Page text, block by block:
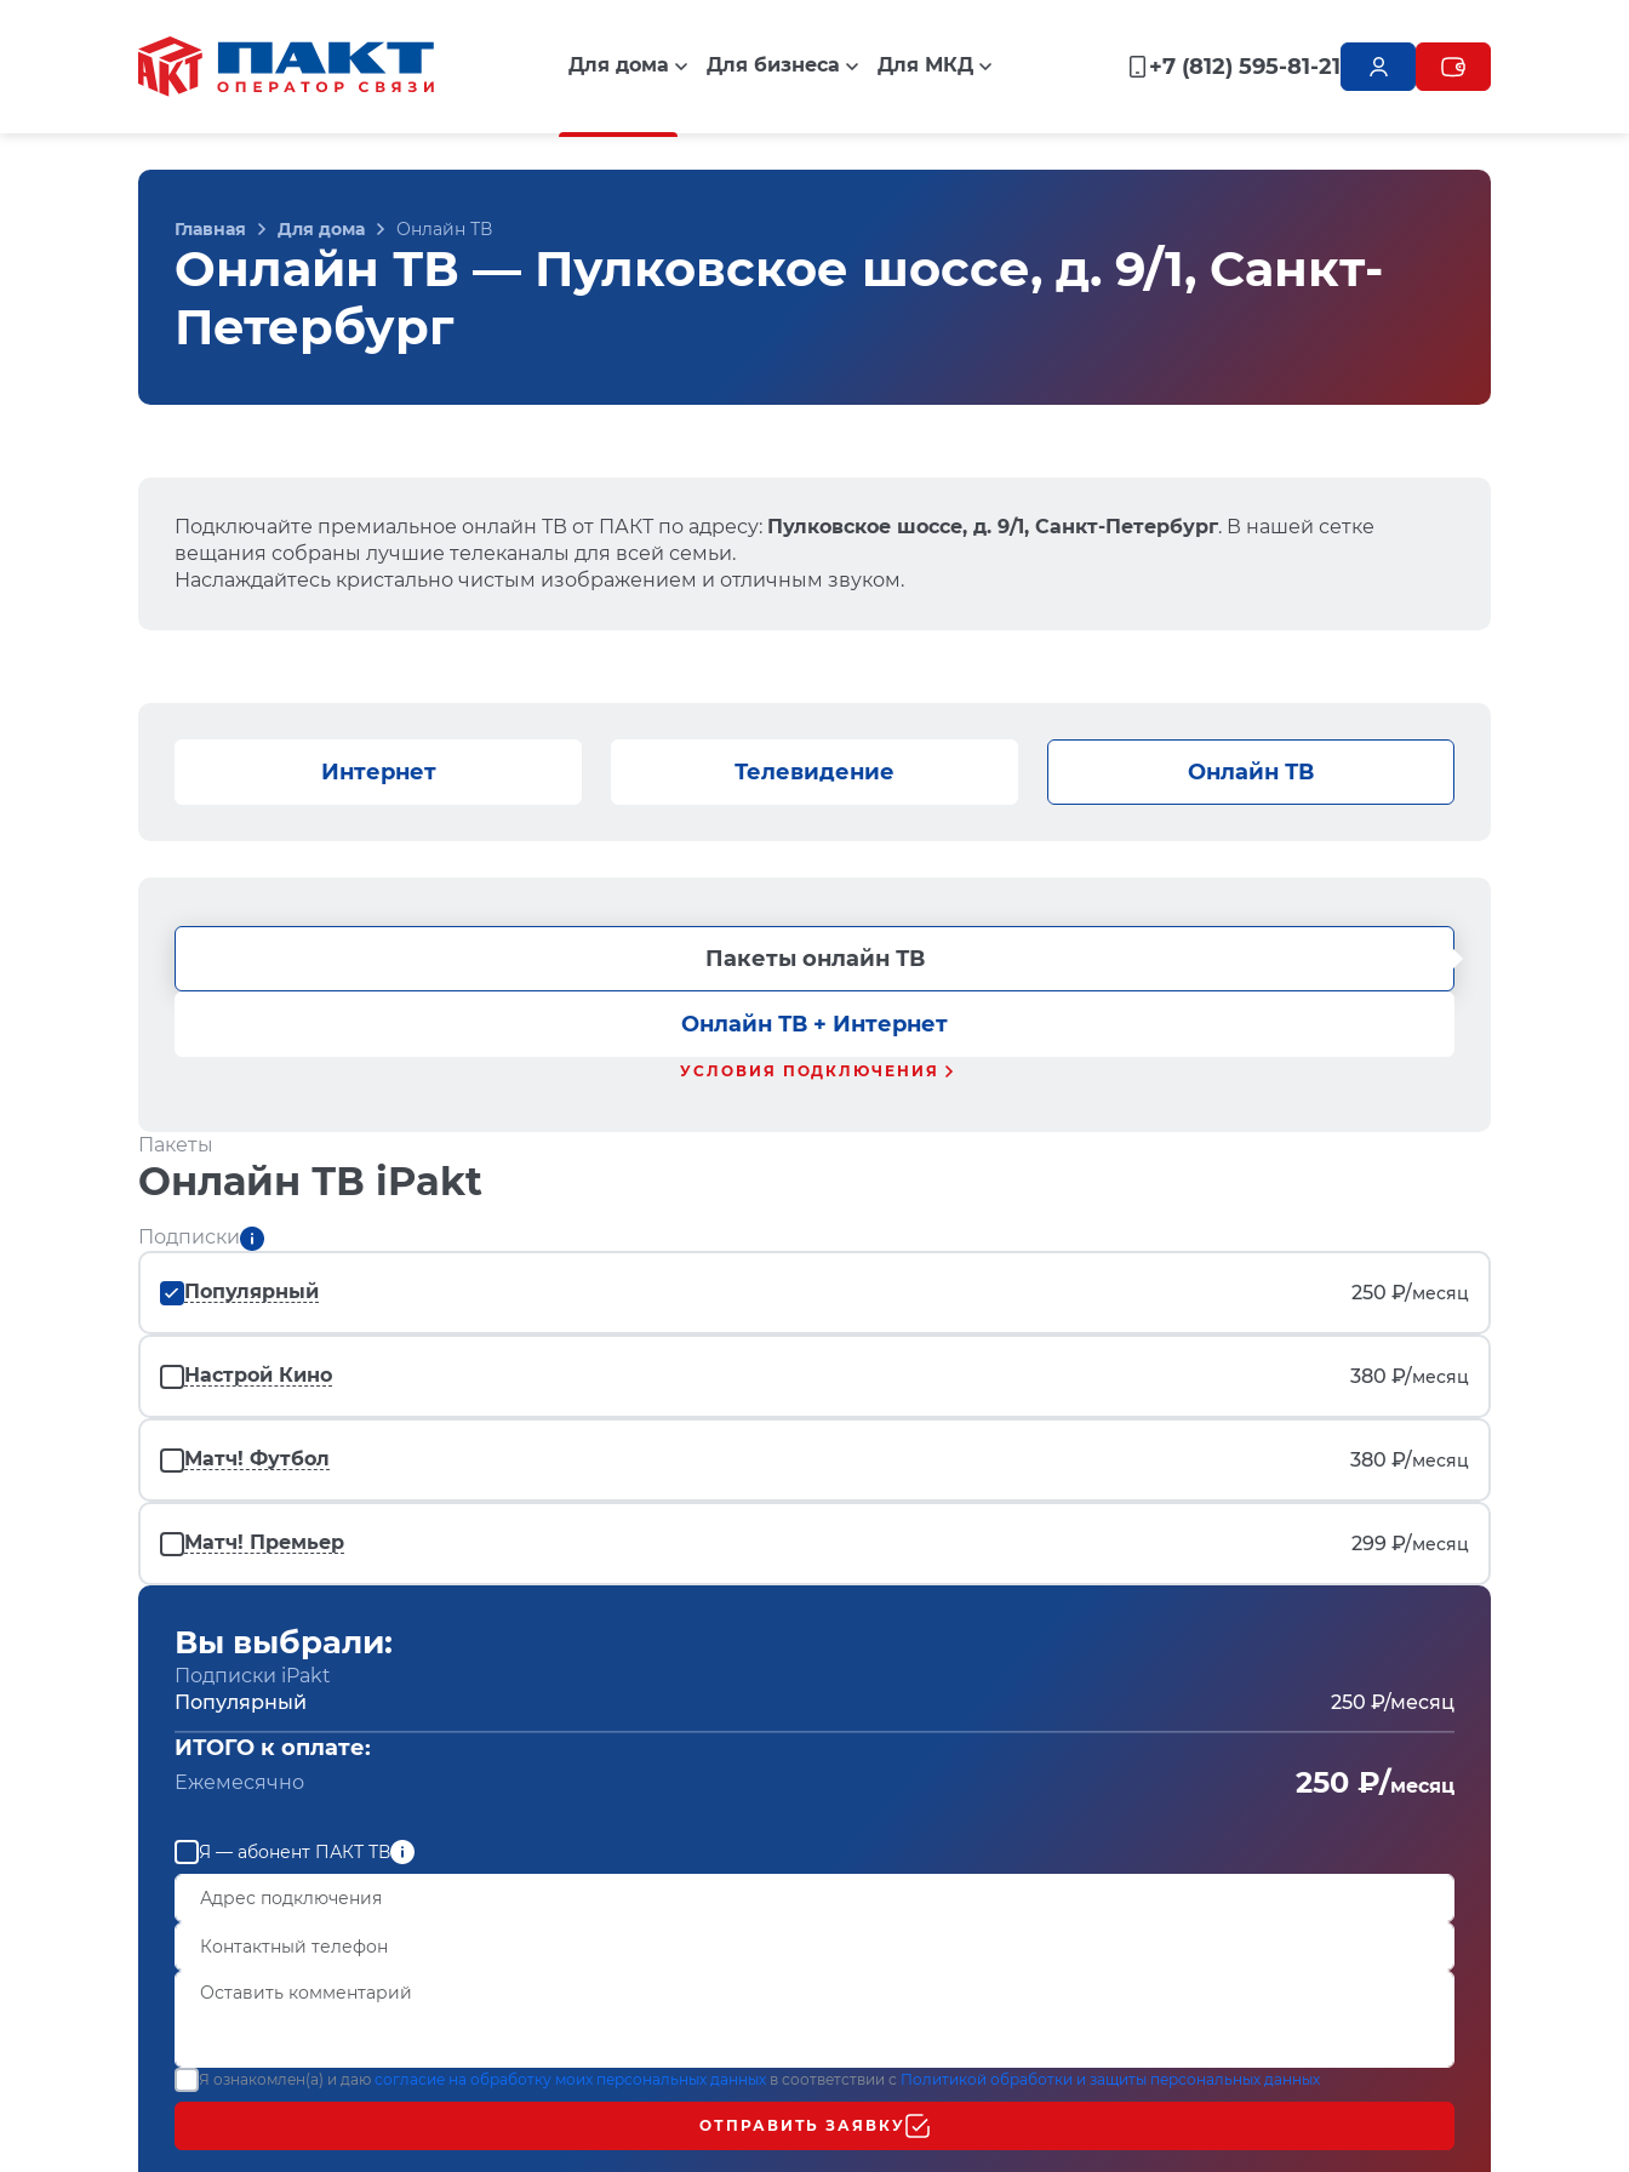
Для дома Для бизнеса Для МКД +7 (812) 595-81-21
Главная Для дома Онлайн ТВ
Онлайн ТВ — Пулковское шоссе, д. 9/1, Санкт-
Петербург
Подключайте премиальное онлайн ТВ от ПАКТ по адресу: Пулковское шоссе, д. 9/1, Санкт-Петербург. В нашей сетке
вещания собраны лучшие телеканалы для всей семьи.
Наслаждайтесь кристально чистым изображением и отличным звуком.
Интернет Телевидение Онлайн ТВ
Пакеты онлайн ТВ
Онлайн ТВ + Интернет
УСЛОВИЯ ПОДКЛЮЧЕНИЯ
Пакеты
Онлайн ТВ iPakt
Подписки
Популярный 250 ₽/месяц
Настрой Кино 380 ₽/месяц
Матч! Футбол 380 ₽/месяц
Матч! Премьер 299 ₽/месяц
Вы выбрали:
Подписки iPakt
Популярный
250 ₽/месяц
ИТОГО к оплате:
Ежемесячно 250 ₽/месяц
Я — абонент ПАКТ ТВ
Я ознакомлен(а) и даю согласие на обработку моих персональных данных в соответствии с Политикой обработки и защиты персональных данных
ОТПРАВИТЬ ЗАЯВКУ